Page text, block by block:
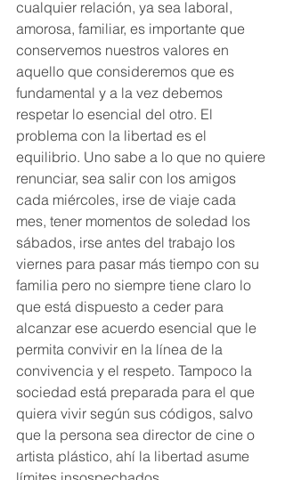
cualquier relación, ya sea laboral,
amorosa, familiar, es importante que
conservemos nuestros valores en
aquello que consideremos que es
fundamental y a la vez debemos
respetar lo esencial del otro. El
problema con la libertad es el
equilibrio. Uno sabe a lo que no quiere
renunciar, sea salir con los amigos
cada miércoles, irse de viaje cada
mes, tener momentos de soledad los
sábados, irse antes del trabajo los
viernes para pasar más tiempo con su
familia pero no siempre tiene claro lo
que está dispuesto a ceder para
alcanzar ese acuerdo esencial que le
permita convivir en la línea de la
convivencia y el respeto. Tampoco la
sociedad está preparada para el que
quiera vivir según sus códigos, salvo
que la persona sea director de cine o
artista plástico, ahí la libertad asume